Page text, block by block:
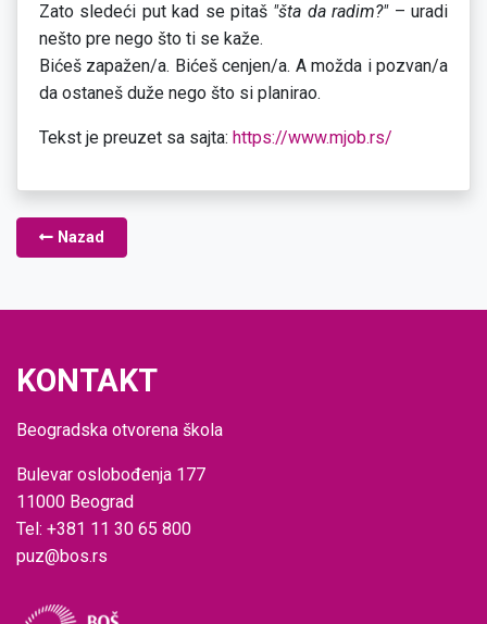
Zato sledeći put kad se pitaš "šta da radim?"– uradi
nešto pre nego što ti se kaže.
Bićeš zapažen/a. Bićeš cenjen/a. A možda i pozvan/a
da ostaneš duže nego što si planirao.
Tekst je preuzet sa sajta: https://www.mjob.rs/
Nazad
KONTAKT
Beogradska otvorena škola
Bulevar oslobođenja 177
11000 Beograd
Tel: +381 11 30 65 800
puz@bos.rs